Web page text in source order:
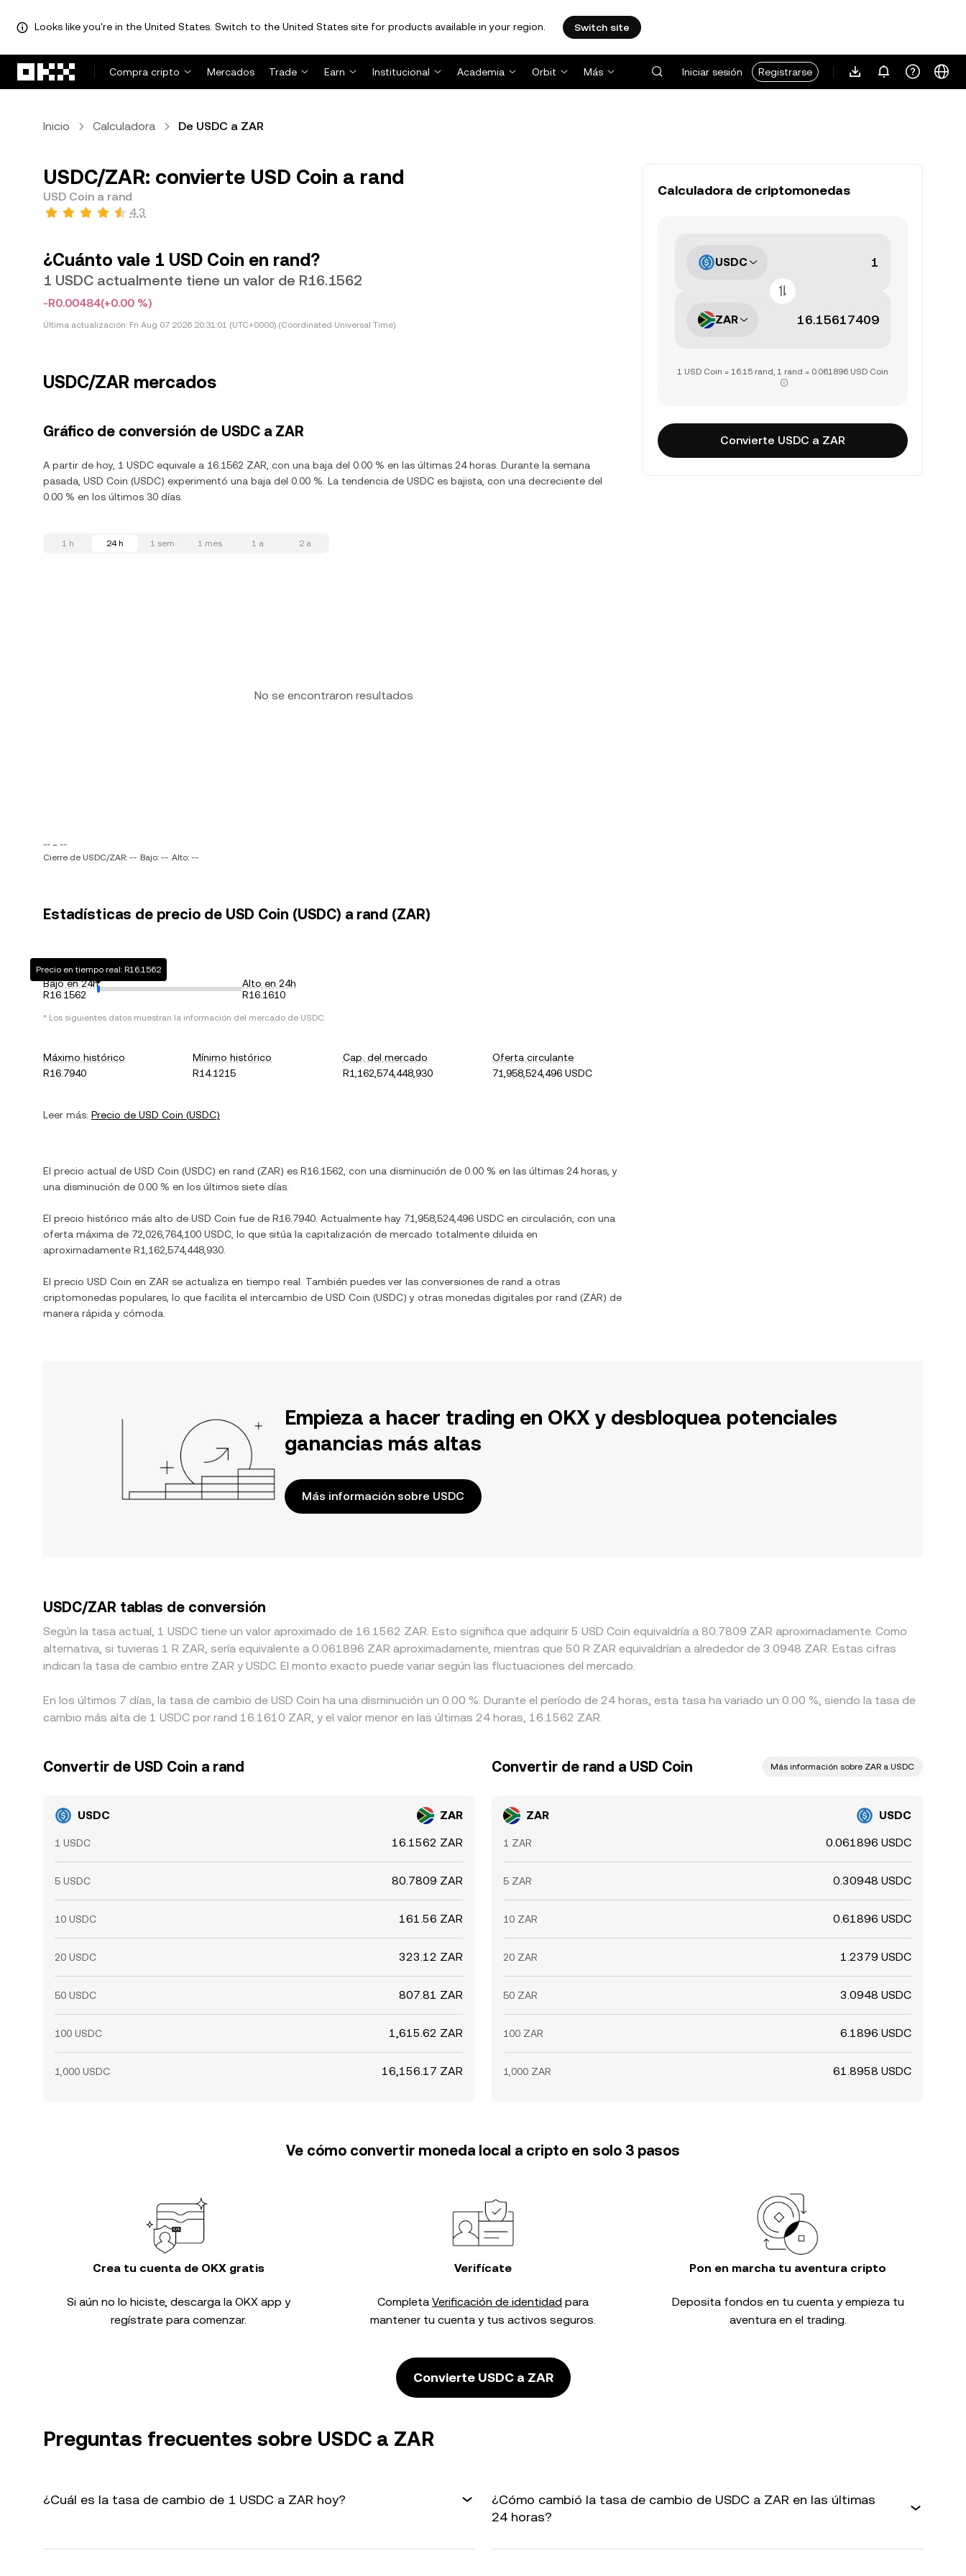
Looks like you're in the United States. Switch to the United States site for products available in your region. Switch site
Compra cripto
Mercados Trade Earn Institucional Academia Orbit Más Iniciar sesión Registrarse
Inicio Calculadora De USDC a ZAR
USDC/ZAR: convierte USD Coin a rand
USD Coin a rand
4.3
¿Cuánto vale 1 USD Coin en rand?
1 USDC actualmente tiene un valor de R16.1562
-R0.00484(+0.00 %)
Última actualización: Fri Aug 07 2026 20:31:01 (UTC+0000) (Coordinated Universal Time)
USDC/ZAR mercados
Gráfico de conversión de USDC a ZAR
A partir de hoy, 1 USDC equivale a 16.1562 ZAR, con una baja del 0.00 % en las últimas 24 horas. Durante la semana
pasada, USD Coin (USDC) experimentó una baja del 0.00 %. La tendencia de USDC es bajista, con una decreciente del
0.00 % en los últimos 30 días.
1 h 24 h 1 sem 1 mes 1 a 2 a
No se encontraron resultados
-- ~ --
Cierre de USDC/ZAR: -- Bajo: -- Alto: --
Estadísticas de precio de USD Coin (USDC) a rand (ZAR)
Bajo en 24h
R16.1562
Precio en tiempo real: R16.1562
Alto en 24h
R16.1610
* Los siguientes datos muestran la información del mercado de USDC.
Máximo histórico
R16.7940
Mínimo histórico
R14.1215
Cap. del mercado
R1,162,574,448,930
Oferta circulante
71,958,524,496 USDC
Leer más: Precio de USD Coin (USDC)
El precio actual de USD Coin (USDC) en rand (ZAR) es R16.1562 , con una disminución de 0.00 % en las últimas 24 horas, y
una disminución de 0.00 % en los últimos siete días.
El precio histórico más alto de USD Coin fue de R16.7940 . Actualmente hay 71,958,524,496 USDC en circulación, con una
oferta máxima de 72,026,764,100 USDC , lo que sitúa la capitalización de mercado totalmente diluida en
aproximadamente R1,162,574,448,930
El precio USD Coin en ZAR se actualiza en tiempo real. También puedes ver las conversiones de rand a otras
criptomonedas populares, lo que facilita el intercambio de USD Coin (USDC) y otras monedas digitales por rand (ZAR) de
manera rápida y cómoda.
Calculadora de criptomonedas
USDC
ZAR
1 USD Coin = 16.15 rand, 1 rand = 0.061896 USD Coin
Convierte USDC a ZAR
Empieza a hacer trading en OKX y desbloquea potenciales
ganancias más altas
Más información sobre USDC
USDC/ZAR tablas de conversión
Según la tasa actual, 1 USDC tiene un valor aproximado de 16.1562 ZAR. Esto significa que adquirir 5 USD Coin equivaldría a 80.7809 ZAR aproximadamente. Como
alternativa, si tuvieras 1 R ZAR, sería equivalente a 0.061896 ZAR aproximadamente, mientras que 50 R ZAR equivaldrían a alrededor de 3.0948 ZAR. Estas cifras
indican la tasa de cambio entre ZAR y USDC. El monto exacto puede variar según las fluctuaciones del mercado.
En los últimos 7 días, la tasa de cambio de USD Coin ha una disminución un 0.00 %. Durante el período de 24 horas, esta tasa ha variado un 0.00 %, siendo la tasa de
cambio más alta de 1 USDC por rand 16.1610 ZAR, y el valor menor en las últimas 24 horas, 16.1562 ZAR.
Convertir de USD Coin a rand
USDC ZAR
1 USDC 16.1562 ZAR
5 USDC 80.7809 ZAR
10 USDC 161.56 ZAR
20 USDC 323.12 ZAR
50 USDC 807.81 ZAR
100 USDC 1,615.62 ZAR
1,000 USDC 16,156.17 ZAR
Convertir de rand a USD Coin Más información sobre ZAR a USDC
ZAR USDC
1 ZAR 0.061896 USDC
5 ZAR 0.30948 USDC
10 ZAR 0.61896 USDC
20 ZAR 1.2379 USDC
50 ZAR 3.0948 USDC
100 ZAR 6.1896 USDC
1,000 ZAR 61.8958 USDC
Ve cómo convertir moneda local a cripto en solo 3 pasos
Crea tu cuenta de OKX gratis
Si aún no lo hiciste, descarga la OKX app y
regístrate para comenzar.
Verifícate
Completa Verificación de identidad para
mantener tu cuenta y tus activos seguros.
Pon en marcha tu aventura cripto
Deposita fondos en tu cuenta y empieza tu
aventura en el trading.
Convierte USDC a ZAR
Preguntas frecuentes sobre USDC a ZAR
¿Cuál es la tasa de cambio de 1 USDC a ZAR hoy?
¿Cómo cambió la tasa de cambio de USDC a ZAR en las últimas
24 horas?